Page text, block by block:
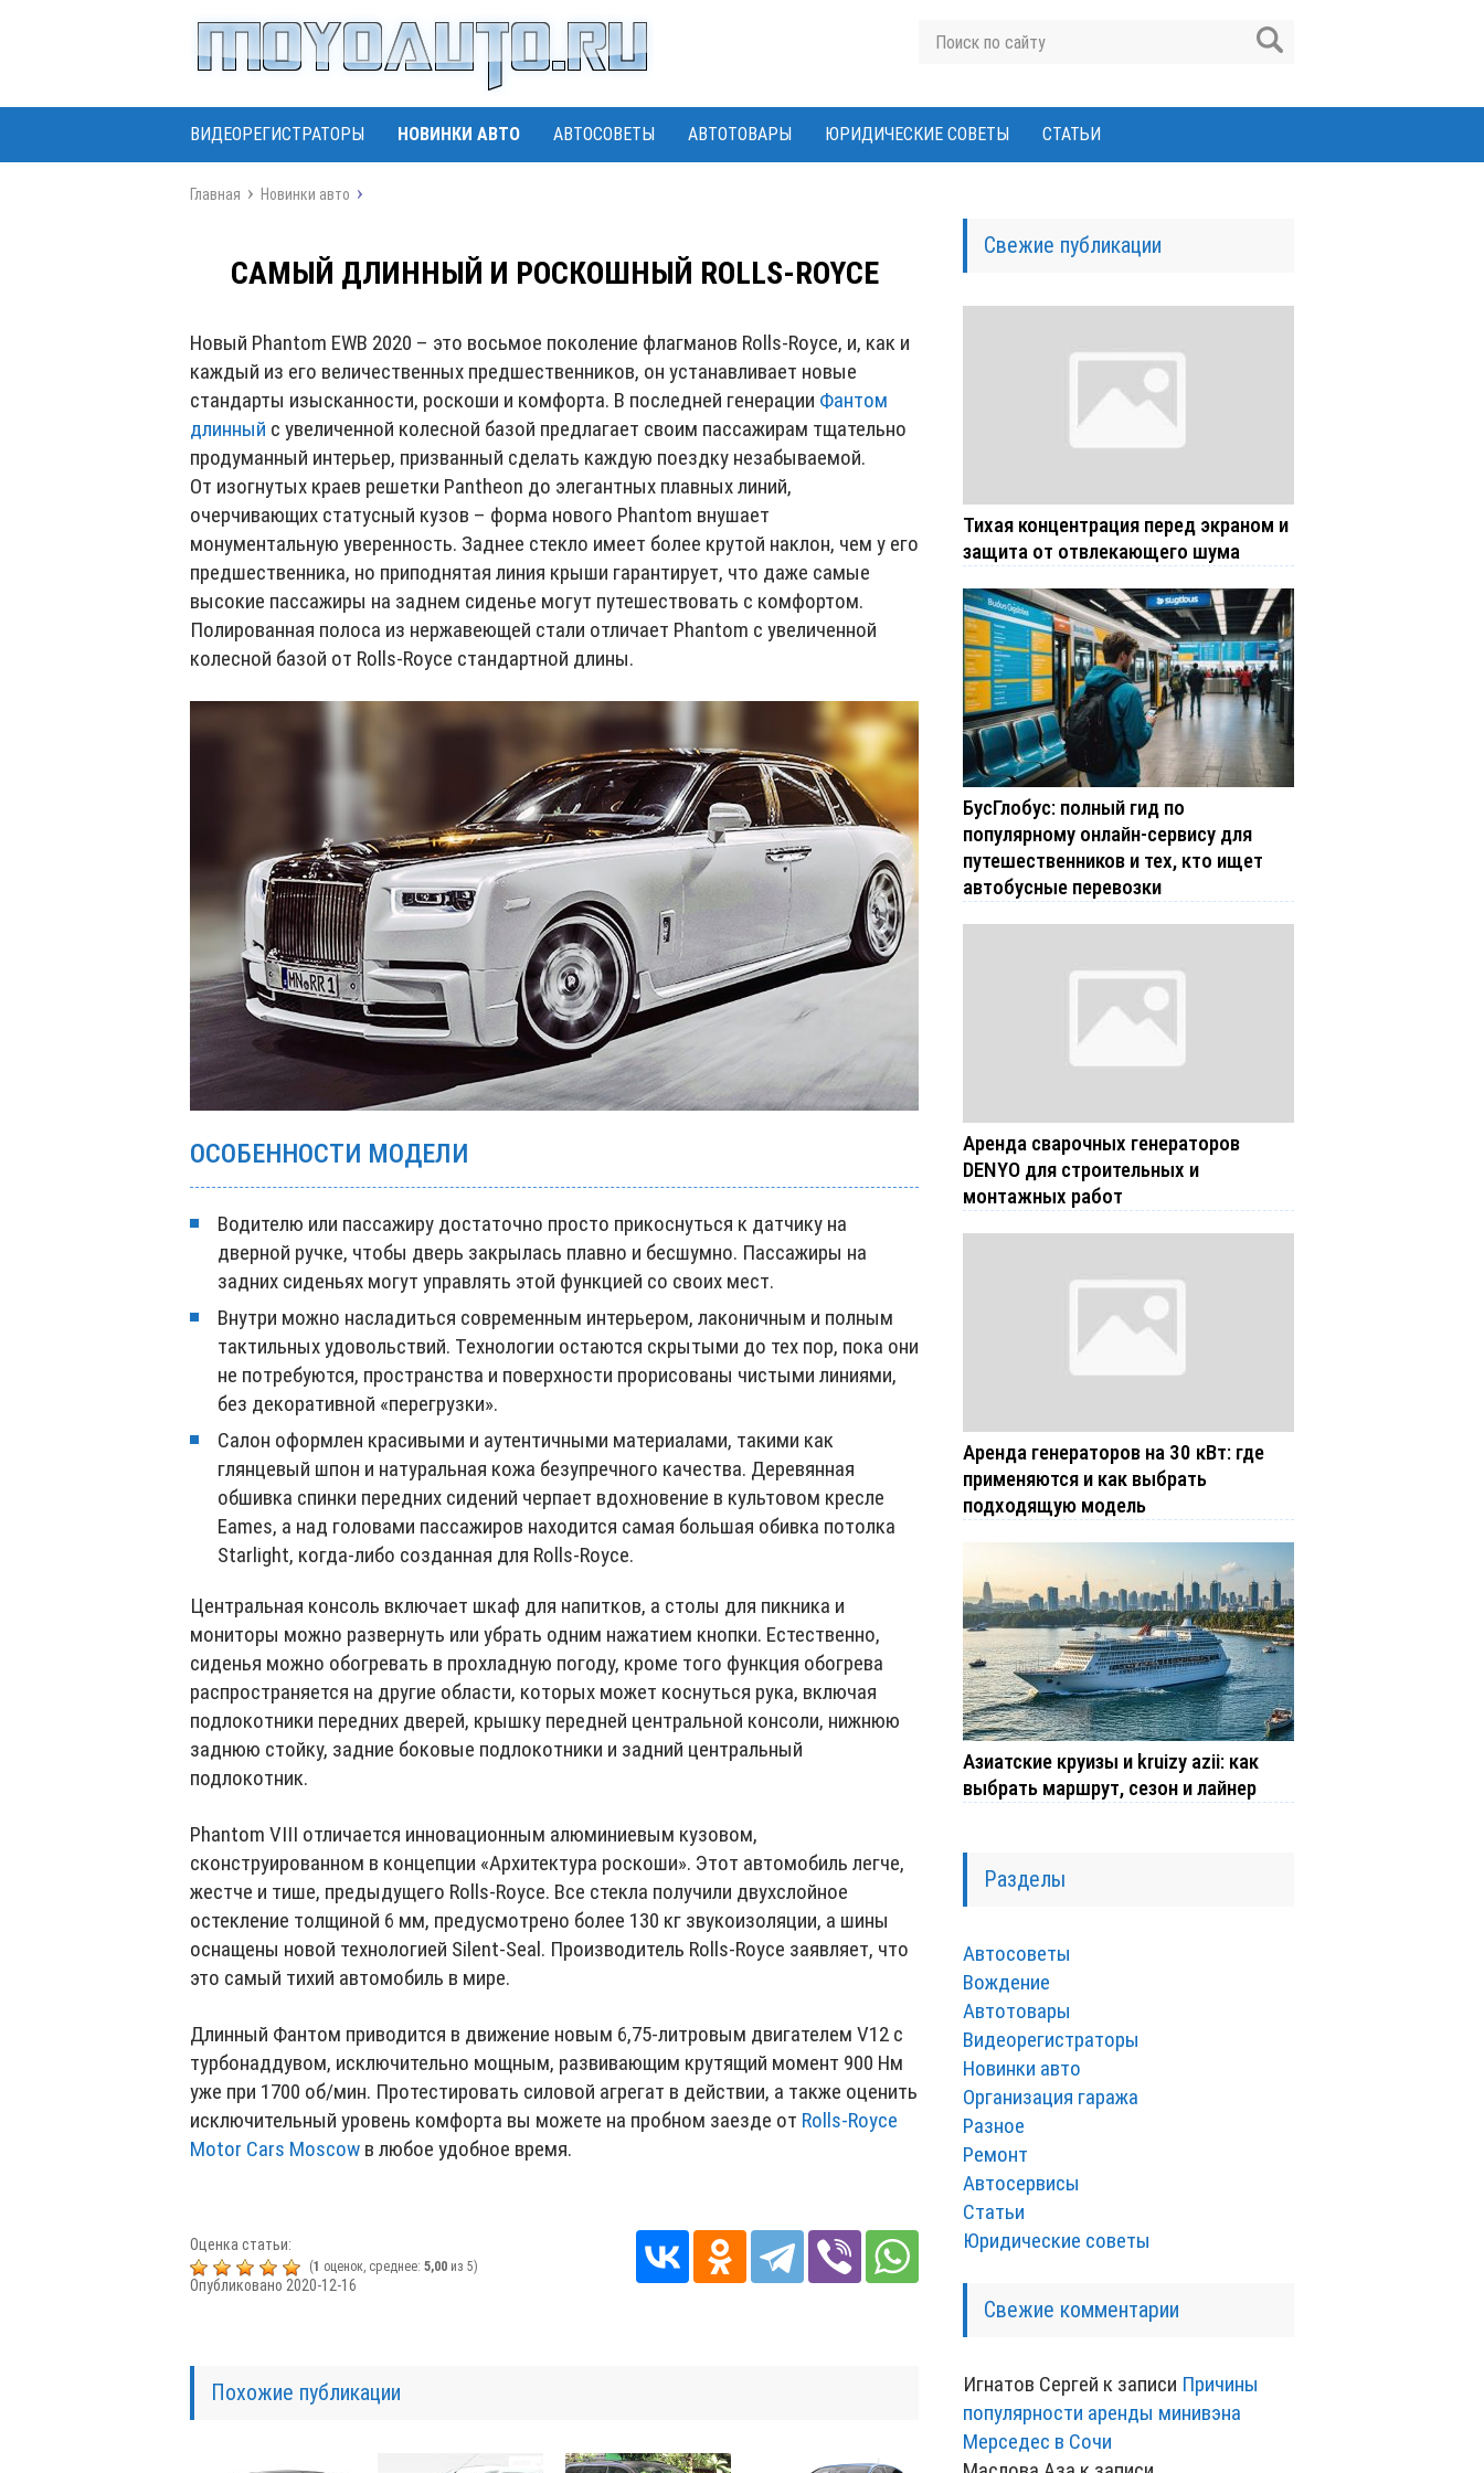
ВИДЕОРЕГИСТРАТОРЫ НОВИНКИ АВТО АВТОСОВЕТЫ АВТОТОВАРЫ ЮРИДИЧЕСКИЕ СОВЕТЫ СТАТЬИ
Главная Новинки авто
САМЫЙ ДЛИННЫЙ И РОСКОШНЫЙ ROLLS-ROYCE
Новый Phantom EWB 2020 – это восьмое поколение флагманов Rolls-Royce, и, как и
каждый из его величественных предшественников, он устанавливает новые
стандарты изысканности, роскоши и комфорта. В последней генерации Фантом
длинный с увеличенной колесной базой предлагает своим пассажирам тщательно
продуманный интерьер, призванный сделать каждую поездку незабываемой.
От изогнутых краев решетки Pantheon до элегантных плавных линий,
очерчивающих статусный кузов – форма нового Phantom внушает
монументальную уверенность. Заднее стекло имеет более крутой наклон, чем у его
предшественника, но приподнятая линия крыши гарантирует, что даже самые
высокие пассажиры на заднем сиденье могут путешествовать с комфортом.
Полированная полоса из нержавеющей стали отличает Phantom с увеличенной
колесной базой от Rolls-Royce стандартной длины.
ОСОБЕННОСТИ МОДЕЛИ
Водителю или пассажиру достаточно просто прикоснуться к датчику на
дверной ручке, чтобы дверь закрылась плавно и бесшумно. Пассажиры на
задних сиденьях могут управлять этой функцией со своих мест.
Внутри можно насладиться современным интерьером, лаконичным и полным
тактильных удовольствий. Технологии остаются скрытыми до тех пор, пока они
не потребуются, пространства и поверхности прорисованы чистыми линиями,
без декоративной «перегрузки».
Салон оформлен красивыми и аутентичными материалами, такими как
глянцевый шпон и натуральная кожа безупречного качества. Деревянная
обшивка спинки передних сидений черпает вдохновение в культовом кресле
Eames, а над головами пассажиров находится самая большая обивка потолка
Starlight, когда-либо созданная для Rolls-Royce.
Центральная консоль включает шкаф для напитков, а столы для пикника и
мониторы можно развернуть или убрать одним нажатием кнопки. Естественно,
сиденья можно обогревать в прохладную погоду, кроме того функция обогрева
распространяется на другие области, которых может коснуться рука, включая
подлокотники передних дверей, крышку передней центральной консоли, нижнюю
заднюю стойку, задние боковые подлокотники и задний центральный
подлокотник.
Phantom VIII отличается инновационным алюминиевым кузовом,
сконструированном в концепции «Архитектура роскоши». Этот автомобиль легче,
жестче и тише, предыдущего Rolls-Royce. Все стекла получили двухслойное
остекление толщиной 6 мм, предусмотрено более 130 кг звукоизоляции, а шины
оснащены новой технологией Silent-Seal. Производитель Rolls-Royce заявляет, что
это самый тихий автомобиль в мире.
Длинный Фантом приводится в движение новым 6,75-литровым двигателем V12 с
турбонаддувом, исключительно мощным, развивающим крутящий момент 900 Нм
уже при 1700 об/мин. Протестировать силовой агрегат в действии, а также оценить
исключительный уровень комфорта вы можете на пробном заезде от Rolls-Royce
Motor Cars Moscow в любое удобное время.
Оценка статьи:
(1 оценок, среднее: 5,00 из 5)
Опубликовано 2020-12-16
Похожие публикации
Свежие публикации
Тихая концентрация перед экраном и
защита от отвлекающего шума
БусГлобус: полный гид по
популярному онлайн-сервису для
путешественников и тех, кто ищет
автобусные перевозки
Аренда сварочных генераторов
DENYO для строительных и
монтажных работ
Аренда генераторов на 30 кВт: где
применяются и как выбрать
подходящую модель
Азиатские круизы и kruizy azii: как
выбрать маршрут, сезон и лайнер
Разделы
Автосоветы
Вождение
Автотовары
Видеорегистраторы
Новинки авто
Организация гаража
Разное
Ремонт
Автосервисы
Статьи
Юридические советы
Свежие комментарии
Игнатов Сергей к записи Причины
популярности аренды минивэна
Мерседес в Сочи